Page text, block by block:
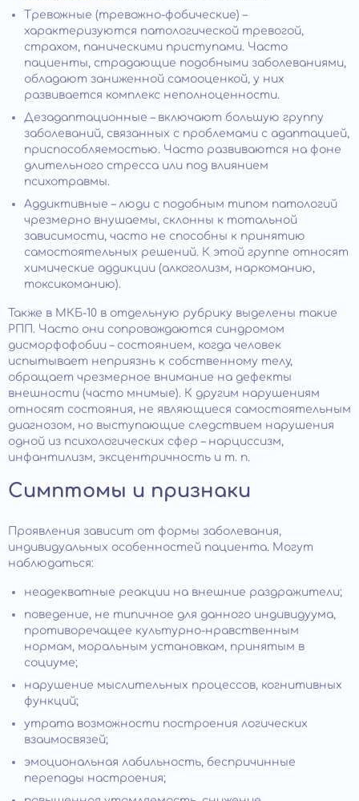
Тревожные (тревожно-фобические) –
характеризуются патологической тревогой,
страхом, паническими приступами. Часто
пациенты, страдающие подобными заболеваниями,
обладают заниженной самооценкой, у них
развивается комплекс неполноценности.
Дезадаптационные – включают большую группу
заболеваний, связанных с проблемами с адаптацией,
приспособляемостью. Часто развиваются на фоне
длительного стресса или под влиянием
психотравмы.
Аддиктивные – люди с подобным типом патологий
чрезмерно внушаемы, склонны к тотальной
зависимости, часто не способны к принятию
самостоятельных решений. К этой группе относят
химические аддикции (алкоголизм, наркоманию,
токсикоманию).
Также в МКБ-10 в отдельную рубрику выделены такие
РПП. Часто они сопровождаются синдромом
дисморфофобии – состоянием, когда человек
испытывает неприязнь к собственному телу,
обращает чрезмерное внимание на дефекты
внешности (часто мнимые). К другим нарушениям
относят состояния, не являющиеся самостоятельным
диагнозом, но выступающие следствием нарушения
одной из психологических сфер – нарциссизм,
инфантилизм, эксцентричность и т. п.
Симптомы и признаки
Проявления зависит от формы заболевания,
индивидуальных особенностей пациента. Могут
наблюдаться:
неадекватные реакции на внешние раздражители;
поведение, не типичное для данного индивидуума,
противоречащее культурно-нравственным
нормам, моральным установкам, принятым в
социуме;
нарушение мыслительных процессов, когнитивных
функций;
утрата возможности построения логических
взаимосвязей;
эмоциональная лабильность, беспричинные
перепады настроения;